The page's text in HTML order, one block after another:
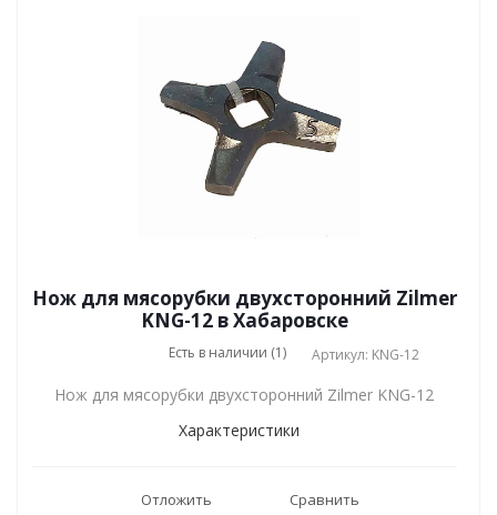
Нож для мясорубки двухсторонний Zilmer
KNG-12 в Хабаровске
Есть в наличии (1) Артикул: KNG-12
Нож для мясорубки двухсторонний Zilmer KNG-12
Характеристики
Отложить Сравнить